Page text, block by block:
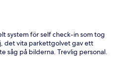
system för self check-in som tog
det vita parkettgolvet gav ett
såg på bilderna. Trevlig personal.